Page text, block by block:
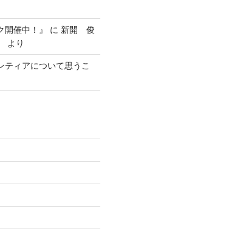
催中！』 に 新開 俊
より
ティアについて思うこ